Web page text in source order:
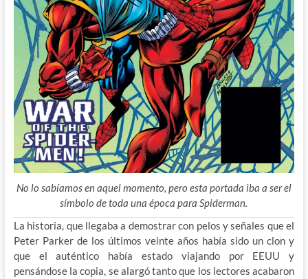
No lo sabíamos en aquel momento, pero esta portada iba a ser el
símbolo de toda una época para Spiderman.
La historia, que llegaba a demostrar con pelos y señales que el
Peter Parker de los últimos veinte años había sido un clon y
que el auténtico había estado viajando por EEUU y
pensándose la copia, se alargó tanto que los lectores acabaron